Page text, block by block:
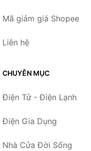
Mã giảm giá Shopee
Liên hệ
CHUYÊN MỤC
Điện Tử - Điện Lạnh
Điện Gia Dụng
Nhà Cửa Đời Sống